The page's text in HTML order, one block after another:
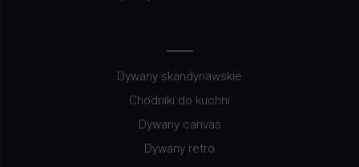
Dywany skandynawskie
Chodniki do kuchni
Dywany canvas
Dywany retro